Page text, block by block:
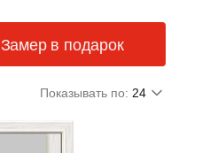
Замер в подарок
Показывать по: 24